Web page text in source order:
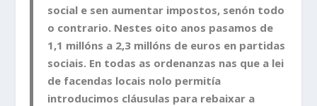
social e sen aumentar impostos, senón todo
o contrario. Nestes oito anos pasamos de
1,1 millóns a 2,3 millóns de euros en partidas
sociais. En todas as ordenanzas nas que a lei
de facendas locais nolo permitía
introducimos cláusulas para rebaixar a